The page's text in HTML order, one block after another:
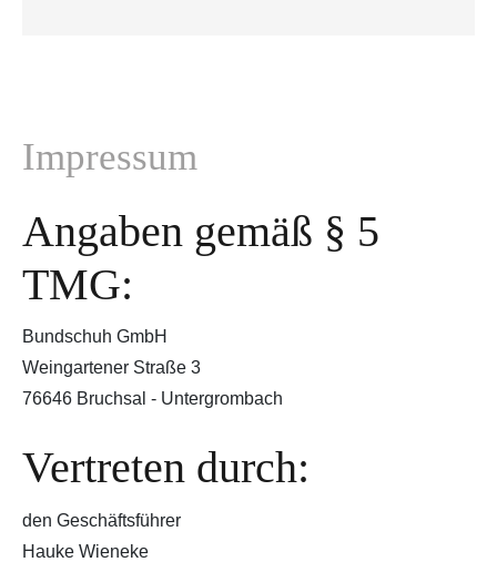
Impressum
Angaben gemäß § 5
TMG:
Bundschuh GmbH
Weingartener Straße 3
76646 Bruchsal - Untergrombach
Vertreten durch:
den Geschäftsführer
Hauke Wieneke